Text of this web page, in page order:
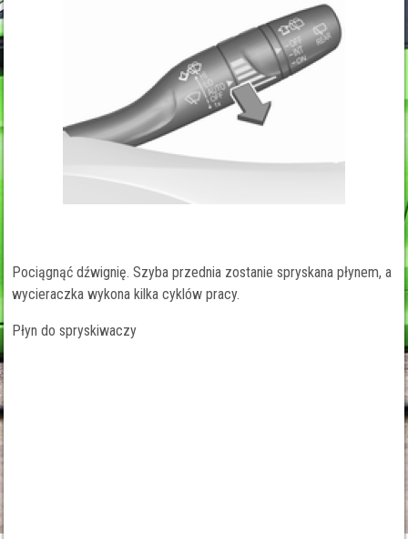
Pociągnąć dźwignię. Szyba przednia zostanie spryskana płynem, a
wycieraczka wykona kilka cyklów pracy.
Płyn do spryskiwaczy